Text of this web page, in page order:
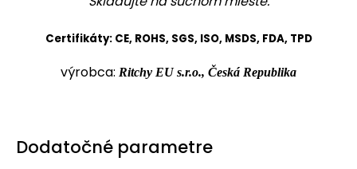
Certifikáty: CE, ROHS, SGS, ISO, MSDS, FDA, TPD
výrobca: Ritchy EU s.r.o., Česká Republika
Dodatočné parametre